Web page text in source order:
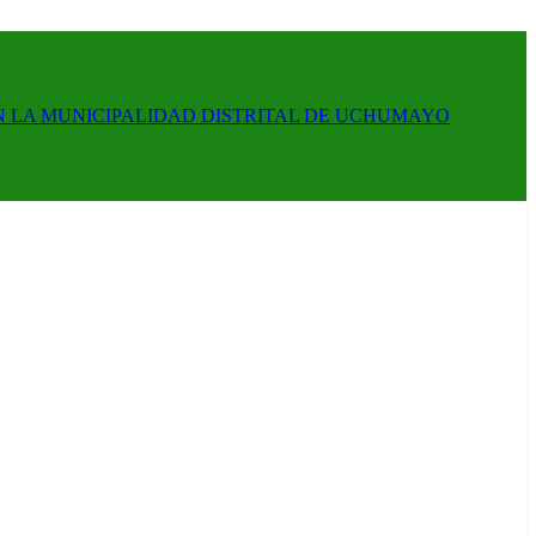
LA MUNICIPALIDAD DISTRITAL DE UCHUMAYO